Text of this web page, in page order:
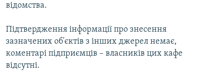
відомства.
Підтвердження інформації про знесення
зазначених об'єктів з інших джерел немає,
коментарі підприємців – власників цих кафе
відсутні.